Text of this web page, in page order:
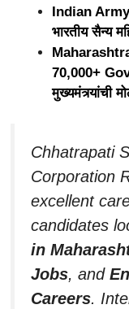
Indian
भारतीय सैन्य
70,000+
मुख्यमंत्र्यांची
Chhatrapati
Corporation
excellent
candidates
in
Jobs, and
Careers.